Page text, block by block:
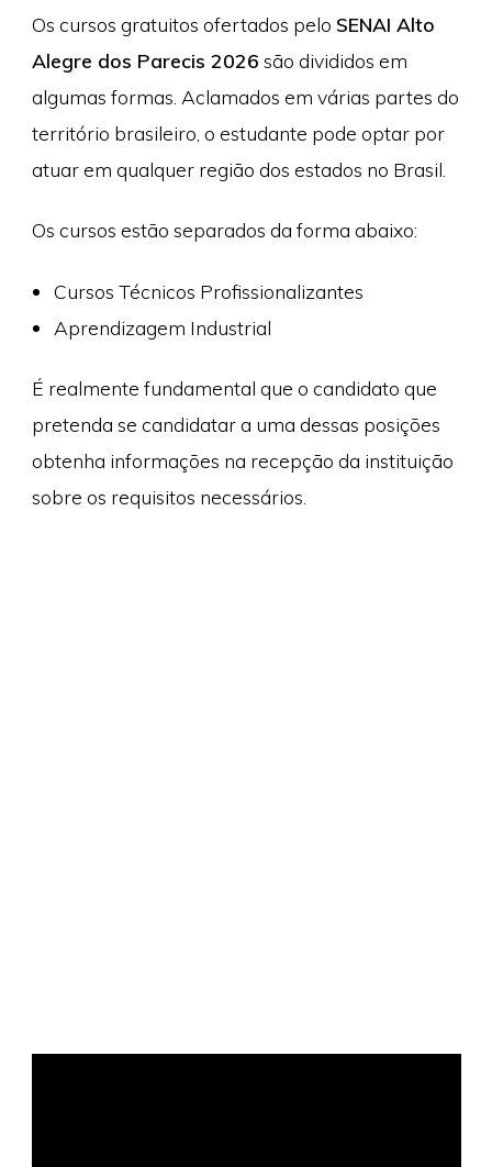
Os cursos gratuitos ofertados pelo SENAI Alto
Alegre dos Parecis 2026 são divididos em
algumas formas. Aclamados em várias partes do
território brasileiro, o estudante pode optar por
atuar em qualquer região dos estados no Brasil.
Os cursos estão separados da forma abaixo:
Cursos Técnicos Profissionalizantes
Aprendizagem Industrial
É realmente fundamental que o candidato que
pretenda se candidatar a uma dessas posições
obtenha informações na recepção da instituição
sobre os requisitos necessários.